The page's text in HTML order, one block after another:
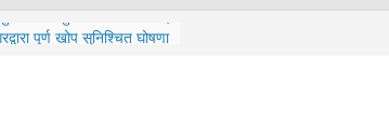
दार्चुलाका सीमामा कडाइ